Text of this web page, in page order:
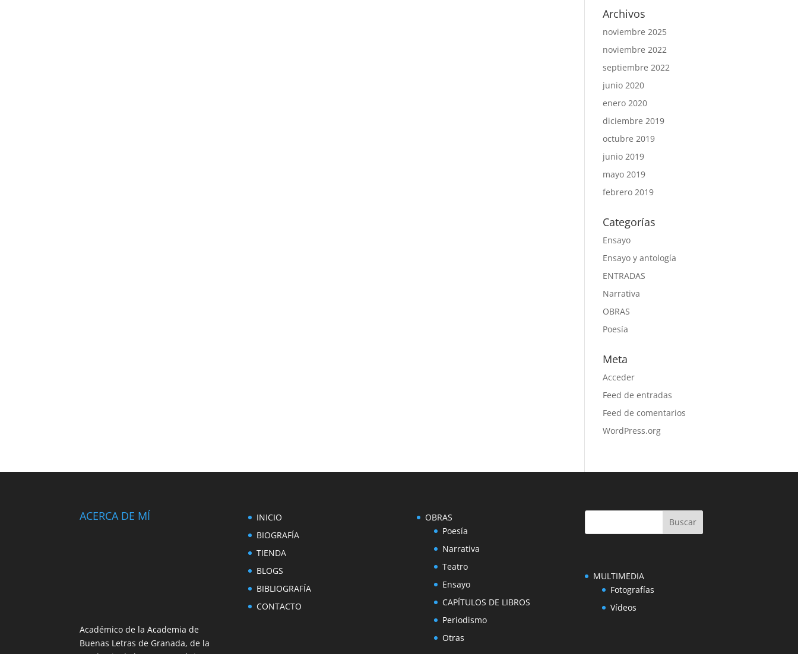
Archivos
noviembre 2025
noviembre 2022
septiembre 2022
junio 2020
enero 2020
diciembre 2019
octubre 2019
junio 2019
mayo 2019
febrero 2019
Categorías
Ensayo
Ensayo y antología
ENTRADAS
Narrativa
OBRAS
Poesía
Meta
Acceder
Feed de entradas
Feed de comentarios
WordPress.org
ACERCA DE MÍ
Académico de la Academia de
Buenas Letras de Granada, de la
INICIO
BIOGRAFÍA
TIENDA
BLOGS
BIBLIOGRAFÍA
CONTACTO
OBRAS
Poesía
Narrativa
Teatro
Ensayo
CAPÍTULOS DE LIBROS
Periodismo
Otras
MULTIMEDIA
Fotografías
Vídeos